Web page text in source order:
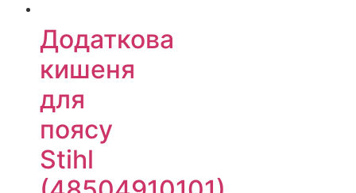
Додаткова
кишеня
для
поясу
Stihl